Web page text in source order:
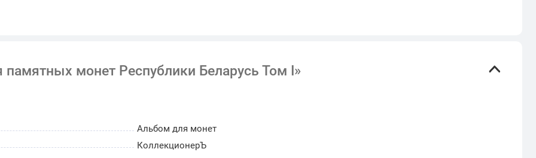
первых памятных монет Беларуси,
монет, посвященных знаковым
спортивным достижениям и международным
памятных монет Республики Беларусь Том I»
Альбом для монет
КоллекционерЪ